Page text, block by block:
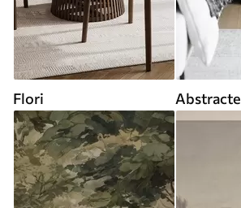
Flori Abstracte